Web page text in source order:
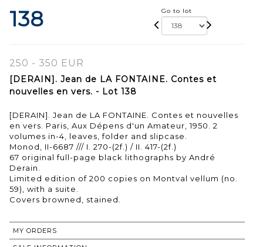
138 Go to lot
250 - 350 EUR
[DERAIN]. Jean de LA FONTAINE. Contes et
nouvelles en vers. - Lot 138
[DERAIN]. Jean de LA FONTAINE. Contes et nouvelles
en vers. Paris, Aux Dépens d'un Amateur, 1950. 2
volumes in-4, leaves, folder and slipcase.
Monod, II-6687 /// I. 270-(2f.) / II. 417-(2f.)
67 original full-page black lithographs by André
Derain.
Limited edition of 200 copies on Montval vellum (no.
59), with a suite.
Covers browned, stained.
MY ORDERS